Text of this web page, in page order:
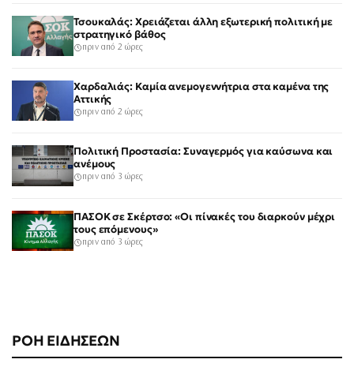
ΡΟΗ ΕΙΔΗΣΕΩΝ
Τσουκαλάς: Χρειάζεται άλλη εξωτερική πολιτική με
στρατηγικό βάθος
πριν από 2 ώρες
Χαρδαλιάς: Καμία ανεμογεννήτρια στα καμένα της
Αττικής
πριν από 2 ώρες
Πολιτική Προστασία: Συναγερμός για καύσωνα και
ανέμους
πριν από 3 ώρες
ΠΑΣΟΚ σε Σκέρτσο: «Οι πίνακές του διαρκούν μέχρι
τους επόμενους»
πριν από 3 ώρες